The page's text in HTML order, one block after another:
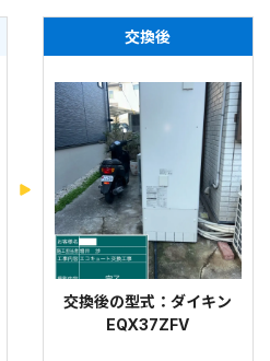
交換後
交換後の型式：ダイキン
EQX37ZFV